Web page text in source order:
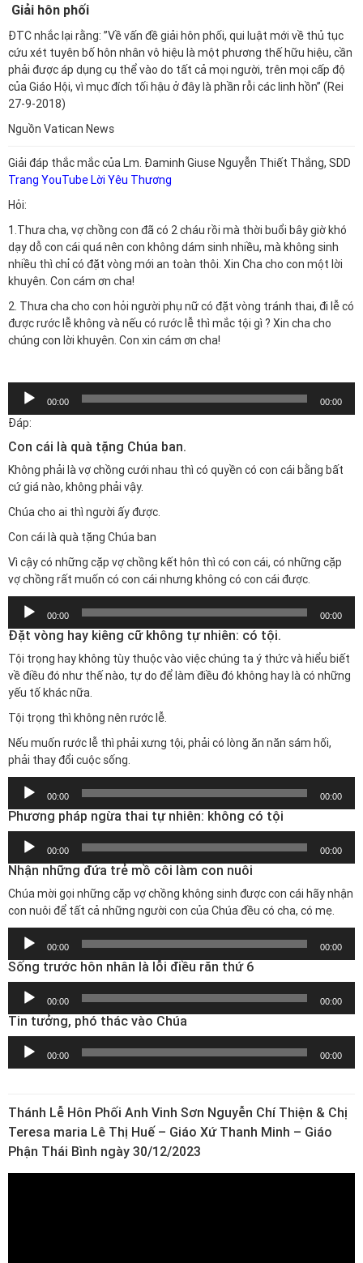
Giải hôn phối
ĐTC nhắc lại rằng: ”Về vấn đề giải hôn phối, qui luật mới về thủ tục
cứu xét tuyên bố hôn nhân vô hiệu là một phương thế hữu hiệu, cần
phải được áp dụng cụ thể vào do tất cả mọi người, trên mọi cấp độ
của Giáo Hội, vì mục đích tối hậu ở đây là phần rỗi các linh hồn” (Rei
27-9-2018)
Nguồn Vatican News
Giải đáp thắc mắc của Lm. Đaminh Giuse Nguyễn Thiết Thắng, SDD
Trang YouTube Lời Yêu Thương
Hỏi:
1.Thưa cha, vợ chồng con đã có 2 cháu rồi mà thời buổi bây giờ khó
dạy dỗ con cái quá nên con không dám sinh nhiều, mà không sinh
nhiều thì chỉ có đặt vòng mới an toàn thôi. Xin Cha cho con một lời
khuyên. Con cám ơn cha!
2. Thưa cha cho con hỏi người phụ nữ có đặt vòng tránh thai, đi lễ có
được rước lễ không và nếu có rước lễ thì mắc tội gì ? Xin cha cho
chúng con lời khuyên. Con xin cám ơn cha!
Trình
chơi
Audio
00:00 00:00
Đáp:
Con cái là quà tặng Chúa ban.
Không phải là vợ chồng cưới nhau thì có quyền có con cái bằng bất
cứ giá nào, không phải vậy.
Chúa cho ai thì người ấy được.
Con cái là quà tặng Chúa ban
Vì cậy có những cặp vợ chồng kết hôn thì có con cái, có những cặp
vợ chồng rất muốn có con cái nhưng không có con cái được.
Trình
chơi
Audio
00:00 00:00
Đặt vòng hay kiêng cữ không tự nhiên: có tội.
Tội trọng hay không tùy thuộc vào việc chúng ta ý thức và hiểu biết
về điều đó như thế nào, tự do để làm điều đó không hay là có những
yếu tố khác nữa.
Tội trọng thì không nên rước lễ.
Nếu muốn rước lễ thì phải xưng tội, phải có lòng ăn năn sám hối,
phải thay đổi cuộc sống.
Trình
chơi
Audio
00:00 00:00
Phương pháp ngừa thai tự nhiên: không có tội
Trình
chơi
Audio
00:00 00:00
Nhận những đứa trẻ mồ côi làm con nuôi
Chúa mời gọi những cặp vợ chồng không sinh được con cái hãy nhận
con nuôi để tất cả những người con của Chúa đều có cha, có mẹ.
Trình
chơi
Audio
00:00 00:00
Sống trước hôn nhân là lỗi điều răn thứ 6
Trình
chơi
Audio
00:00 00:00
Tin tưởng, phó thác vào Chúa
Trình
chơi
00:00 00:00
Thánh Lễ Hôn Phối Anh Vinh Sơn Nguyễn Chí Thiện & Chị
Teresa maria Lê Thị Huế – Giáo Xứ Thanh Minh – Giáo
Phận Thái Bình ngày 30/12/2023